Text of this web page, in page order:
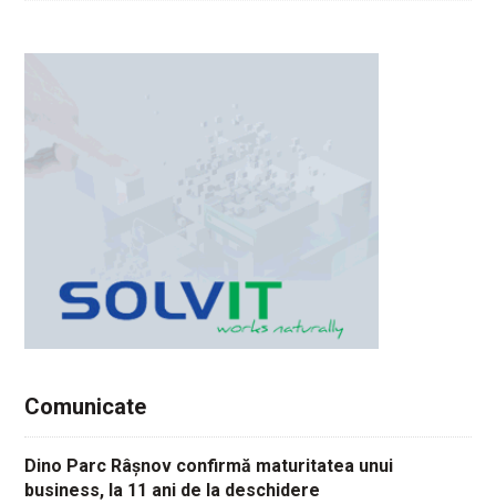
Comunicate
Dino Parc Râșnov confirmă maturitatea unui
business, la 11 ani de la deschidere